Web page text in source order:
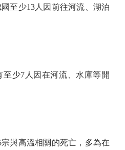
至少13人因前往河流、湖泊
少7人因在河流、水庫等開
與高溫相關的死亡，多為在